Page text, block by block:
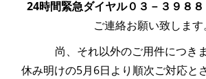
24時間緊急ダイヤル０３－３９８
ご連絡お願い致します。
尚、それ以外のご用件につき
休み明けの5月6日より順次ご対応と